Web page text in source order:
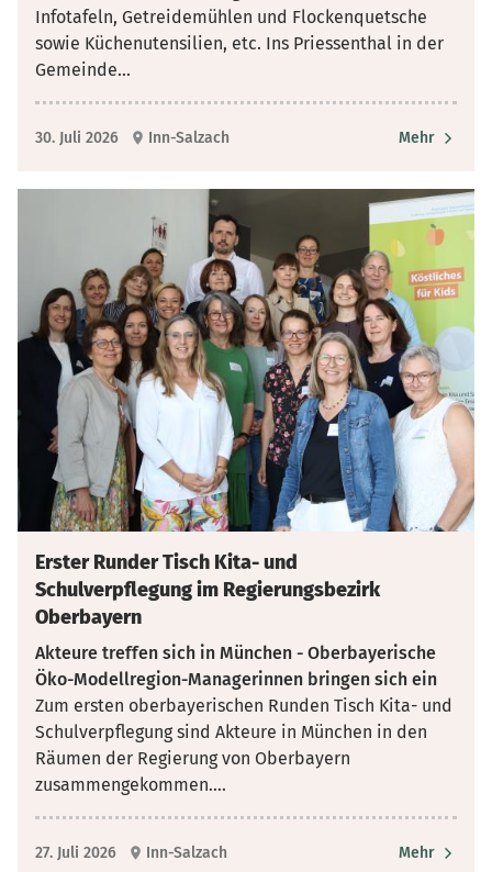
Infotafeln, Getreidemühlen und Flockenquetsche
sowie Küchenutensilien, etc. Ins Priessenthal in der
Gemeinde...
30. Juli 2026 Inn-Salzach Mehr
Erster Runder Tisch Kita- und
Schulverpflegung im Regierungsbezirk
Oberbayern
Akteure treffen sich in München - Oberbayerische
Öko-Modellregion-Managerinnen bringen sich ein
Zum ersten oberbayerischen Runden Tisch Kita- und
Schulverpflegung sind Akteure in München in den
Räumen der Regierung von Oberbayern
zusammengekommen....
27. Juli 2026 Inn-Salzach Mehr